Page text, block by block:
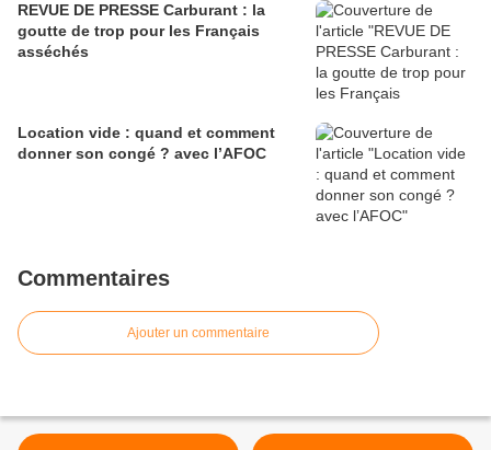
REVUE DE PRESSE Carburant : la
goutte de trop pour les Français
asséchés
Location vide : quand et comment
donner son congé ? avec l’AFOC
Commentaires
Ajouter un commentaire